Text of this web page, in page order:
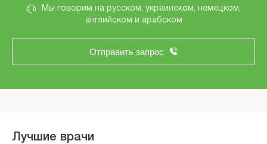
Мы говорим на русском, украинском, немецком,
английском и арабском
Отправить запрос
Лучшие врачи